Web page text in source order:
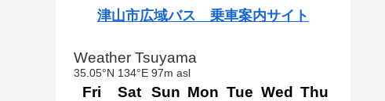
津山市広域バス 乗車案内サイト